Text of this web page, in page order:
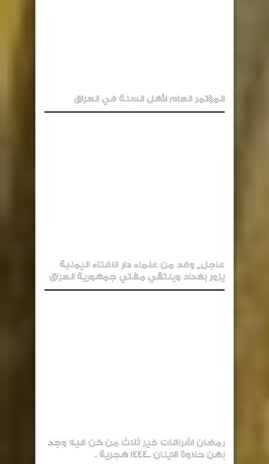
المؤتمر العام لأهل السنة في العراق
عاجل_ وفد من علماء دار الافتاء اليمنية
يزور بغداد ويلتقي مفتي جمهورية العراق
رمضان اشراقات خير ثلاث من كن فيه وجد
بهن حلاوة الاينان ..1444 هجرية .